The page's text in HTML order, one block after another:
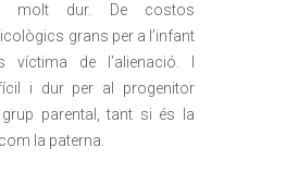
molt dur. De costos
grans per a l’infant
de l’alienació. I
i dur per al progenitor
parental, tant si és la
la paterna.